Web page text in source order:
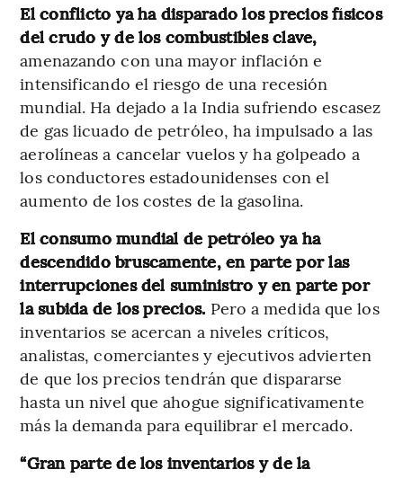
El conflicto ya ha disparado los precios físicos
del crudo y de los combustibles clave,
amenazando con una mayor inflación e
intensificando el riesgo de una recesión
mundial. Ha dejado a la India sufriendo escasez
de gas licuado de petróleo, ha impulsado a las
aerolíneas a cancelar vuelos y ha golpeado a
los conductores estadounidenses con el
aumento de los costes de la gasolina.
El consumo mundial de petróleo ya ha
descendido bruscamente, en parte por las
interrupciones del suministro y en parte por
la subida de los precios. Pero a medida que los
inventarios se acercan a niveles críticos,
analistas, comerciantes y ejecutivos advierten
de que los precios tendrán que dispararse
hasta un nivel que ahogue significativamente
más la demanda para equilibrar el mercado.
“Gran parte de los inventarios y de la